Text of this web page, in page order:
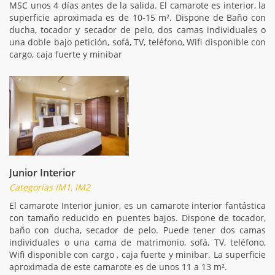
MSC unos 4 días antes de la salida. El camarote es interior, la
superficie aproximada es de 10-15 m². Dispone de Baño con
ducha, tocador y secador de pelo, dos camas individuales o
una doble bajo petición, sofá, TV, teléfono, Wifi disponible con
cargo, caja fuerte y minibar
Junior Interior
Categorías IM1, IM2
El camarote Interior junior, es un camarote interior fantástica
con tamaño reducido en puentes bajos. Dispone de tocador,
baño con ducha, secador de pelo. Puede tener dos camas
individuales o una cama de matrimonio, sofá, TV, teléfono,
Wifi disponible con cargo , caja fuerte y minibar. La superficie
aproximada de este camarote es de unos 11 a 13 m².